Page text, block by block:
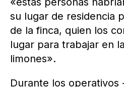
su lugar de residencia
de la finca, quien los
lugar para trabajar en
limones».
Durante los operativos